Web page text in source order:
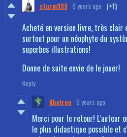
sturm999 6 years ago (+1)
Acheté en version livre, très clair
surtout pour un néophyte du
superbes illustrations!
Donne de suite envie de le jouer!
Reply
Khelren 6 years ago
Merci pour le retour! L'auteur
le plus didactique possible et